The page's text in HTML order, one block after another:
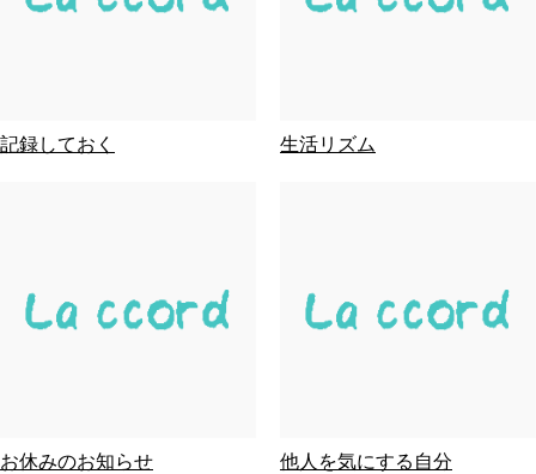
記録しておく 生活リズム
お休みのお知らせ 他人を気にする自分